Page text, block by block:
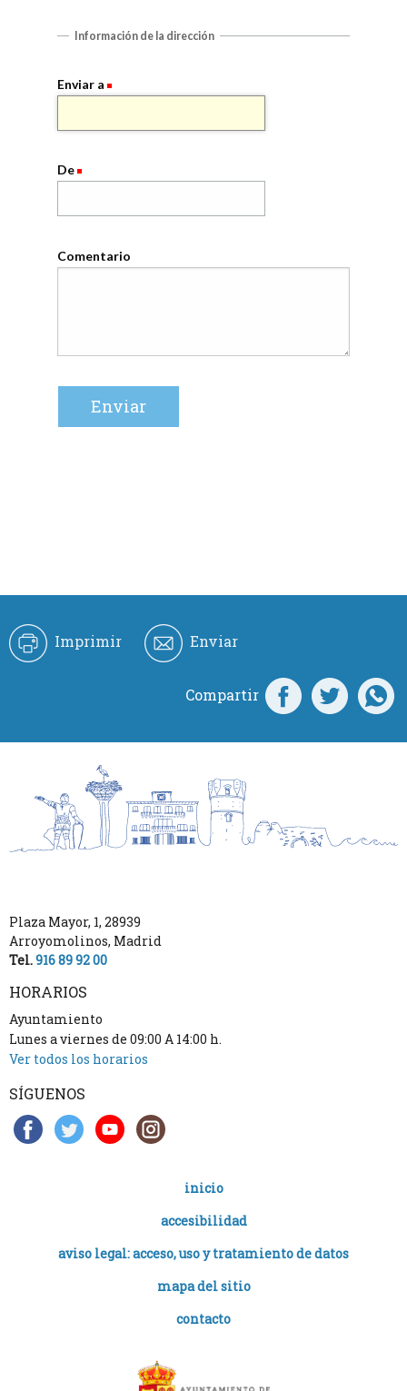
Información de la dirección
Enviar a
De
Comentario
Imprimir Enviar
Compartir
Plaza Mayor, 1, 28939
Arroyomolinos, Madrid
Tel.916 89 92 00
HORARIOS
Ayuntamiento
Lunes a viernes de 09:00 A 14:00 h.
Ver todos los horarios
SÍGUENOS
inicio
accesibilidad
aviso legal: acceso, uso y tratamiento de datos
mapa del sitio
contacto